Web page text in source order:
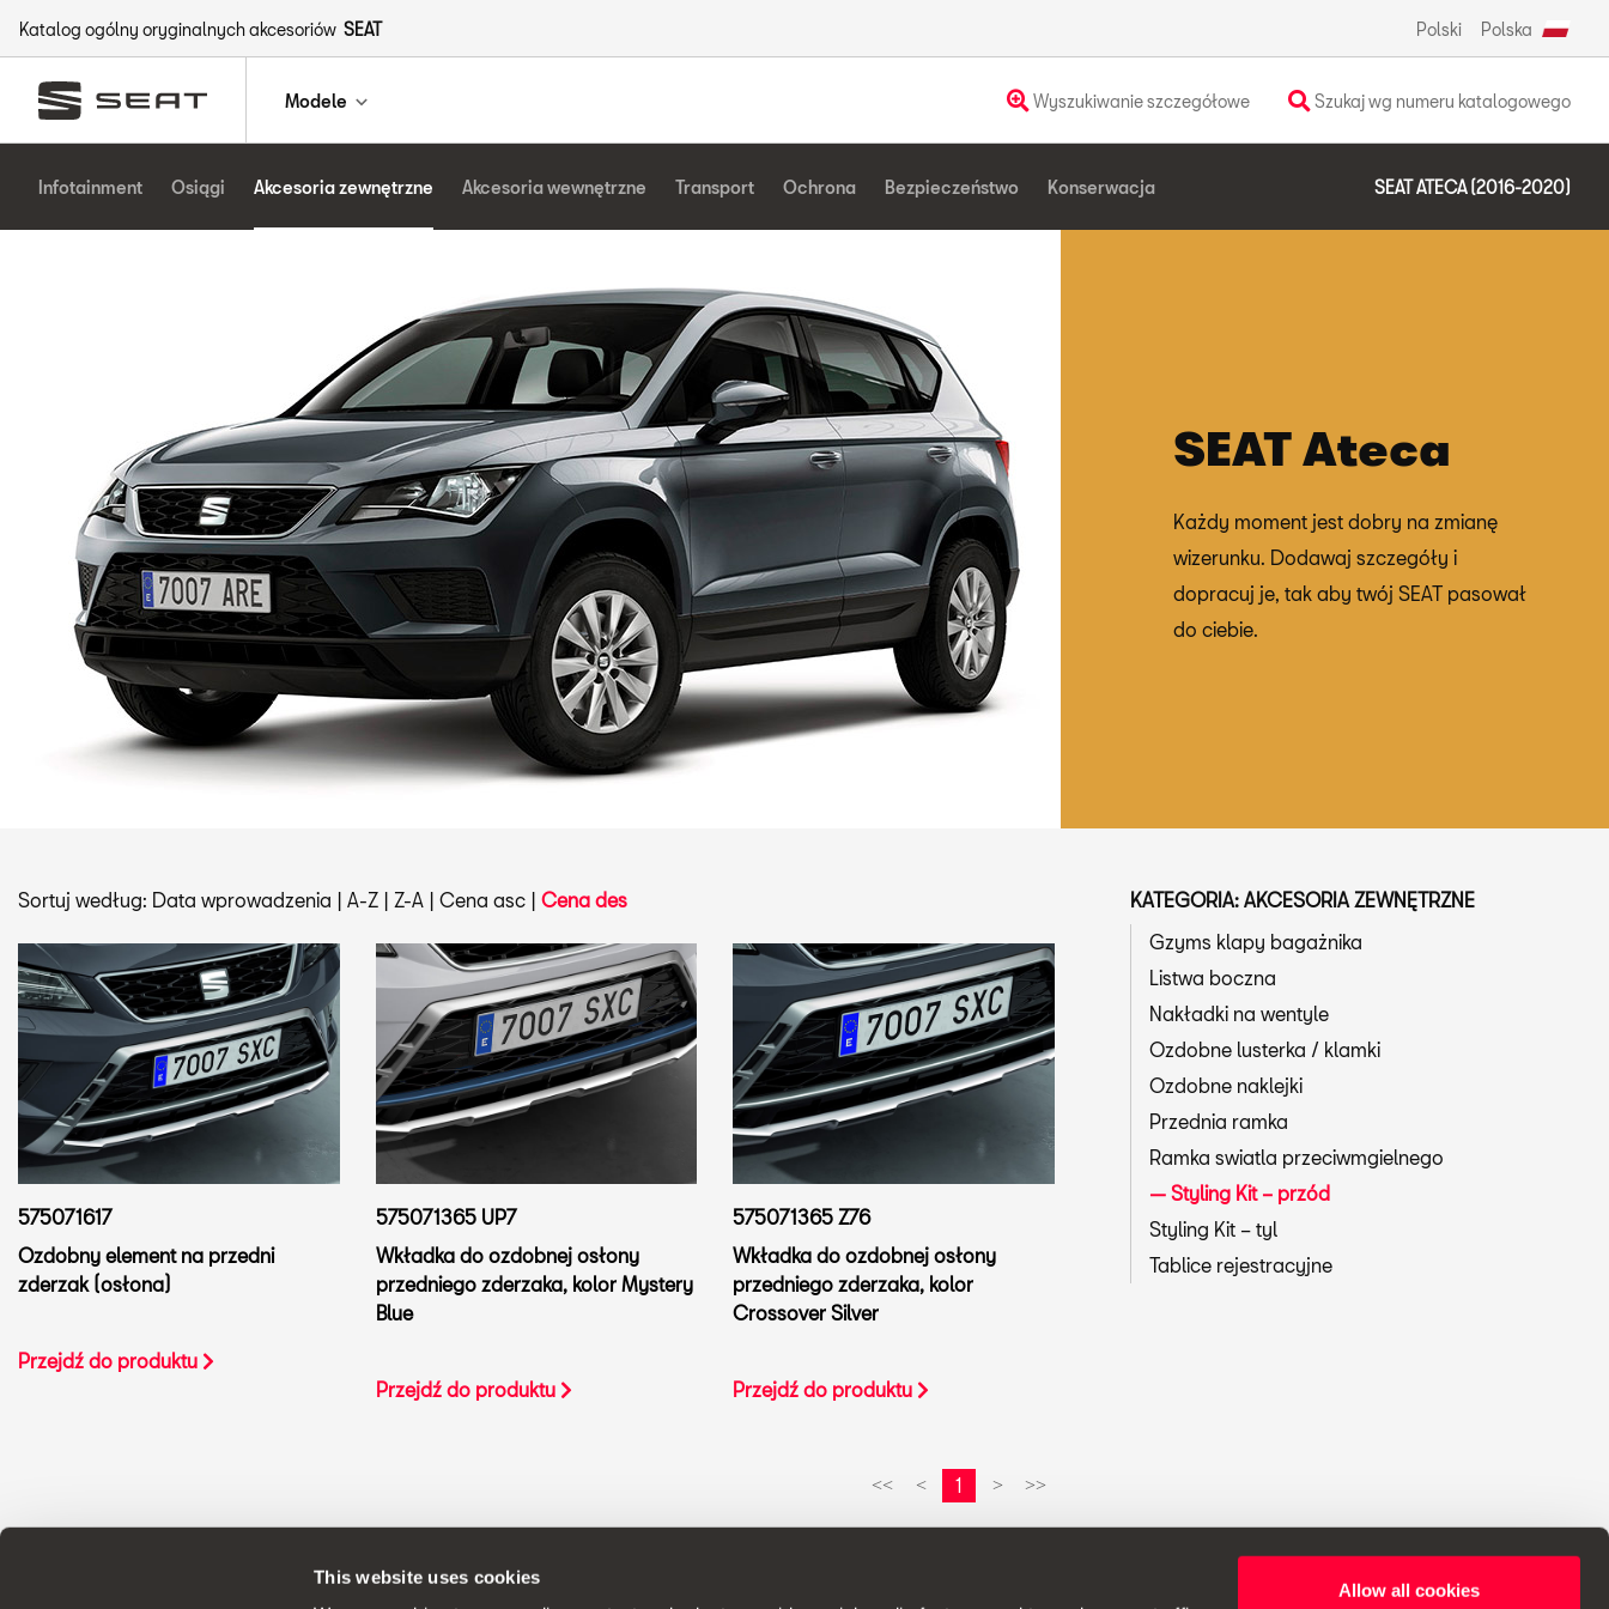
This website uses cookies
Allow all cookies
Katalog ogólny oryginalnych akcesoriów SEAT Polski Polska
Modele Wyszukiwanie szczegółowe Szukaj wg numeru katalogowego
Infotainment Osiągi Akcesoria zewnętrzne Akcesoria wewnętrzne Transport Ochrona Bezpieczeństwo Konserwacja SEAT ATECA (2016-2020)
SEAT Ateca
Każdy moment jest dobry na zmianę
wizerunku. Dodawaj szczegóły i
dopracuj je, tak aby twój SEAT pasował
do ciebie.
Sortuj według: Data wprowadzenia | A-Z | Z-A | Cena asc | Cena des
575071617
Ozdobny element na przedni
zderzak (osłona)
Przejdź do produktu
575071365 UP7
Wkładka do ozdobnej osłony
przedniego zderzaka, kolor Mystery
Blue
Przejdź do produktu
575071365 Z76
Wkładka do ozdobnej osłony
przedniego zderzaka, kolor
Crossover Silver
Przejdź do produktu
<< < 1 > >>
KATEGORIA: AKCESORIA ZEWNĘTRZNE
Gzyms klapy bagażnika
Listwa boczna
Nakładki na wentyle
Ozdobne lusterka / klamki
Ozdobne naklejki
Przednia ramka
Ramka swiatla przeciwmgielnego
Styling Kit – przód
Styling Kit – tyl
Tablice rejestracyjne